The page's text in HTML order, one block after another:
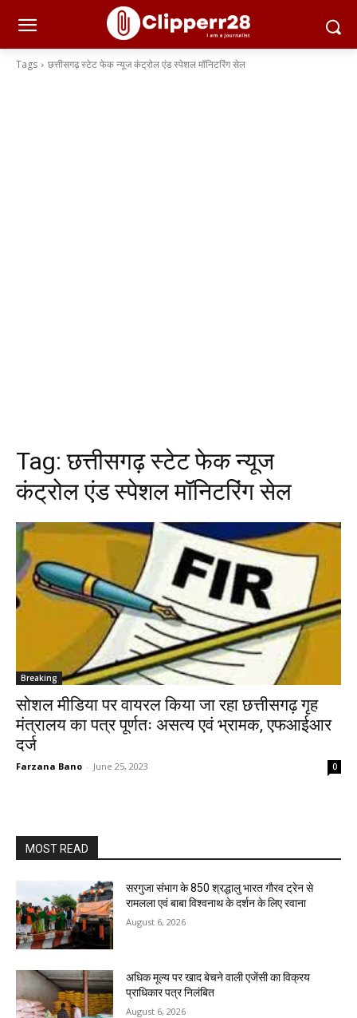
Tags छत्तीसगढ़ स्टेट फेक न्यूज कंट्रोल एंड स्पेशल मॉनिटरिंग सेल
Tag:छत्तीसगढ़ स्टेट फेक न्यूज
कंट्रोल एंड स्पेशल मॉनिटरिंग सेल
Breaking
सोशल मीडिया पर वायरल किया जा रहा छत्तीसगढ़ गृह
मंत्रालय का पत्र पूर्णतः असत्य एवं भ्रामक, एफआईआर
दर्ज
Farzana Bano - June 25, 2023 0
MOST READ
सरगुजा संभाग के 850 श्रद्धालु भारत गौरव ट्रेन से
रामलला एवं बाबा विश्वनाथ के दर्शन के लिए रवाना
August 6, 2026
अधिक मूल्य पर खाद बेचने वाली एजेंसी का विक्रय
प्राधिकार पत्र निलंबित
August 6, 2026